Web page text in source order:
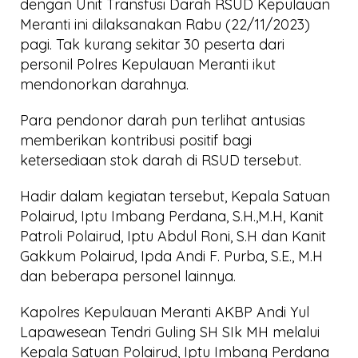
dengan Unit Transfusi Darah RSUD Kepulauan
Meranti ini dilaksanakan Rabu (22/11/2023)
pagi. Tak kurang sekitar 30 peserta dari
personil Polres Kepulauan Meranti ikut
mendonorkan darahnya.
Para pendonor darah pun terlihat antusias
memberikan kontribusi positif bagi
ketersediaan stok darah di RSUD tersebut.
Hadir dalam kegiatan tersebut, Kepala Satuan
Polairud, Iptu Imbang Perdana, S.H.,M.H, Kanit
Patroli Polairud, Iptu Abdul Roni, S.H dan Kanit
Gakkum Polairud, Ipda Andi F. Purba, S.E., M.H
dan beberapa personel lainnya.
Kapolres Kepulauan Meranti AKBP Andi Yul
Lapawesean Tendri Guling SH SIk MH melalui
Kepala Satuan Polairud, Iptu Imbang Perdana